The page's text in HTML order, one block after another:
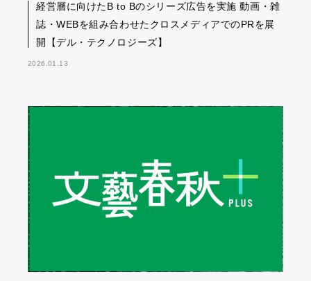
経営層に向けたB to Bのシリーズ広告を実施 動画・雑
誌・WEBを組み合わせたクロスメディアでのPRを展
開【デル・テクノロジーズ】
2026.01.13